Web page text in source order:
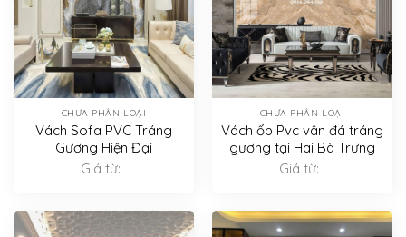
CHƯA PHÂN LOẠI
Vách Sofa PVC Tráng
Gương Hiện Đại
Giá từ:
CHƯA PHÂN LOẠI
Vách ốp Pvc vân đá tráng
gương tại Hai Bà Trưng
Giá từ: